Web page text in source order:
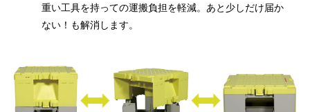
重い工具を持っての運搬負担を軽減。あと少しだけ届か
ない！も解消します。